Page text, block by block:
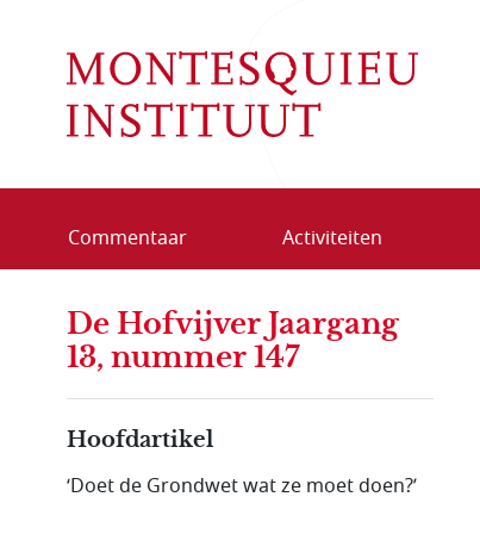
Commentaar Activiteiten
De Hofvijver Jaargang
13, nummer 147
Hoofdartikel
‘Doet de Grondwet wat ze moet doen?’